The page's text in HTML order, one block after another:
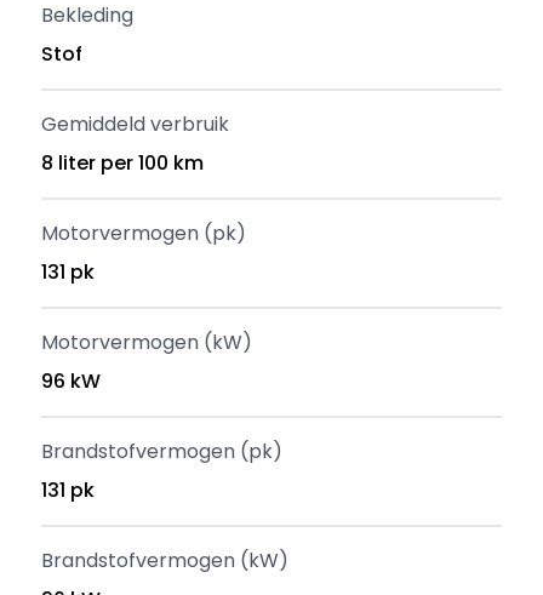
Bekleding
Stof
Gemiddeld verbruik
8 liter per 100 km
Motorvermogen (pk)
131 pk
Motorvermogen (kW)
96 kW
Brandstofvermogen (pk)
131 pk
Brandstofvermogen (kW)